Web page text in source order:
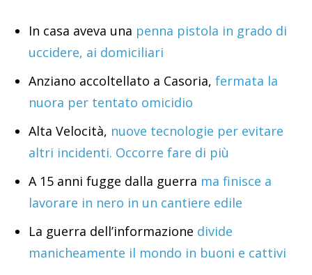
In casa aveva una penna pistola in grado di
uccidere, ai domiciliari
Anziano accoltellato a Casoria, fermata la
nuora per tentato omicidio
Alta Velocità, nuove tecnologie per evitare
altri incidenti. Occorre fare di più
A 15 anni fugge dalla guerra ma finisce a
lavorare in nero in un cantiere edile
La guerra dell’informazione divide
manicheamente il mondo in buoni e cattivi